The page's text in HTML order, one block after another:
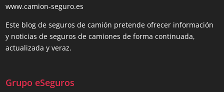
www.camion-seguro.es
Este blog de seguros de camión pretende ofrecer información
y noticias de seguros de camiones de forma continuada,
actualizada y veraz.
Grupo eSeguros